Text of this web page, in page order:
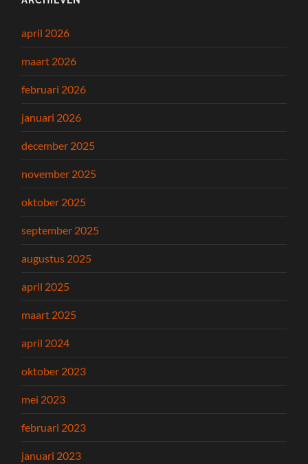
april 2026
maart 2026
februari 2026
januari 2026
december 2025
november 2025
oktober 2025
september 2025
augustus 2025
april 2025
maart 2025
april 2024
oktober 2023
mei 2023
februari 2023
januari 2023